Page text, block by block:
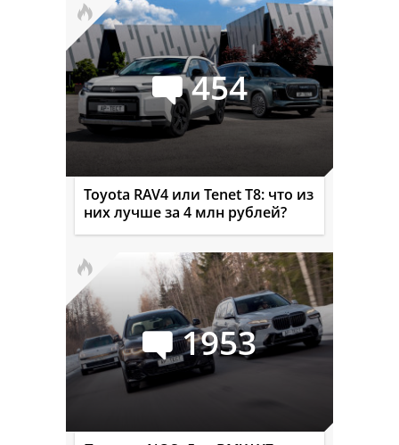
454
Toyota RAV4 или Tenet T8: что из
них лучше за 4 млн рублей?
1953